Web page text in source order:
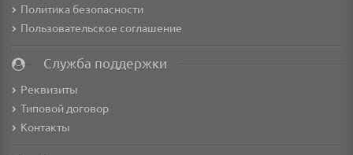
Политика безопасности
Пользовательское соглашение
Служба поддержки
Реквизиты
Типовой договор
Контакты